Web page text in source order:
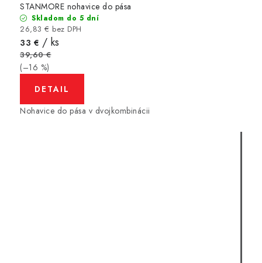
STANMORE nohavice do pása
Skladom do 5 dní
26,83 € bez DPH
33 € / ks
39,60 €
(–16 %)
DETAIL
Nohavice do pása v dvojkombinácii